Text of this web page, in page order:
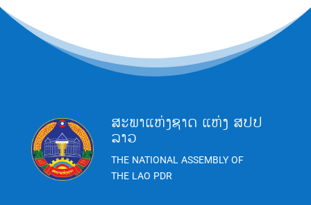
ສະພາແຫ່ງຊາດ ແຫ່ງ ສປປ
ລາວ
THE NATIONAL ASSEMBLY OF
THE LAO PDR